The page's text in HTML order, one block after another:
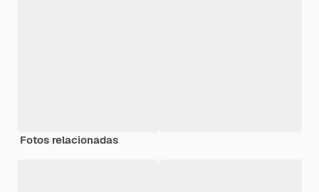
Fotos relacionadas